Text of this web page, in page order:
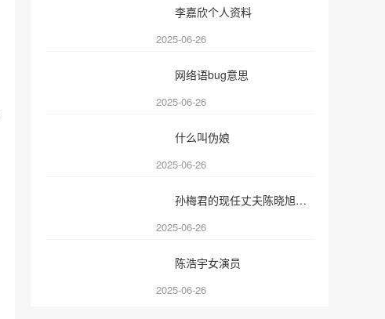
李嘉欣个人资料
2025-06-26
网络语bug意思
2025-06-26
什么叫伪娘
2025-06-26
孙梅君的现任丈夫陈晓旭简介
2025-06-26
陈浩宇女演员
2025-06-26